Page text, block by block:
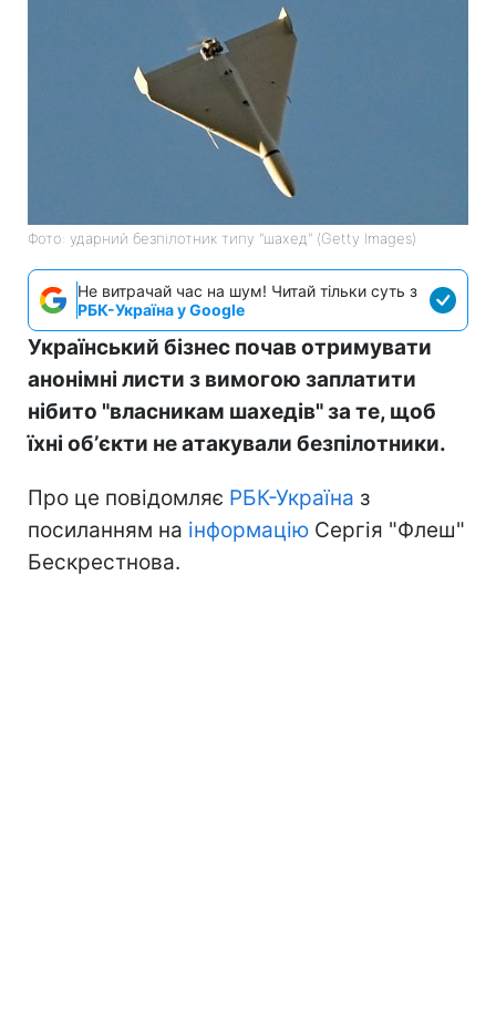
Фото: ударний безпілотник типу "шахед" (Getty Images)
Не витрачай час на шум! Читай тільки суть з
РБК-Україна у Google
Український бізнес почав отримувати
анонімні листи з вимогою заплатити
нібито "власникам шахедів" за те, щоб
їхні обʼєкти не атакували безпілотники.
Про це повідомляє РБК-Україна з
посиланням на інформацію Сергія "Флеш"
Бескрестнова.